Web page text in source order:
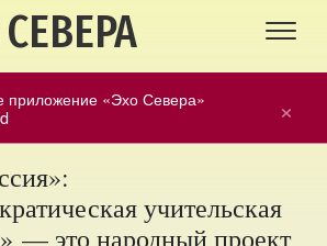
×
приложение «Эхо Севера»
учительская
— это народный проект